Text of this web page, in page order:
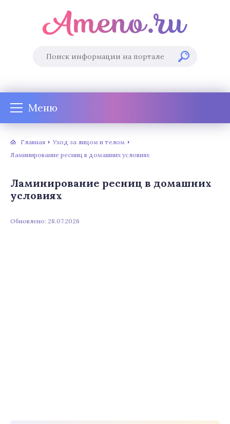
Меню
Главная
Уход за лицом и телом
Ламинирование ресниц в домашних условиях
Ламинирование ресниц в домашних
условиях
Обновлено: 28.07.2026